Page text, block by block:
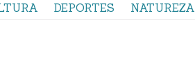
DEPORTES NATUREZA